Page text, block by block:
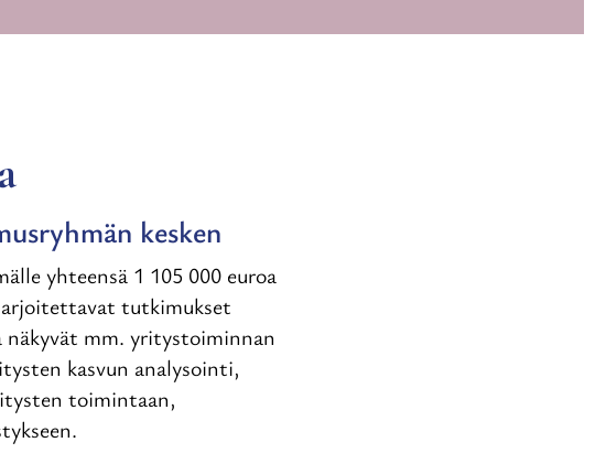
kesken
yhteensä 1 105 000 euroa
tutkimukset
mm. yritystoiminnan
kasvun analysointi,
toimintaan,